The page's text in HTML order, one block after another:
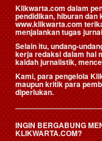
Klikwarta.com dalam
pendidikan, hiburan
www.klikwarta.com
menjalankan tugas
Selain itu, undang-
kerja redaksi dalam hal
kaidah jurnalistik,
Kami, para pengelola
maupun kritik para
diperlukan.
INGIN BERGABUNG
KLIKWARTA.COM?